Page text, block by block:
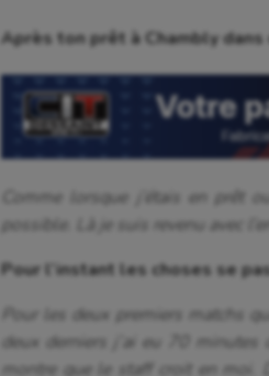
Après ton prêt à Chambly
Comme lorsque j’étais en prêt
possible. Là je suis revenu avec
Pour l’instant les choses se
Pour les deux premiers matchs
deux derniers j’ai eu 70
montre que le staff croit en moi.